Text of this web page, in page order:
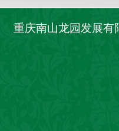
重庆南山龙园发展